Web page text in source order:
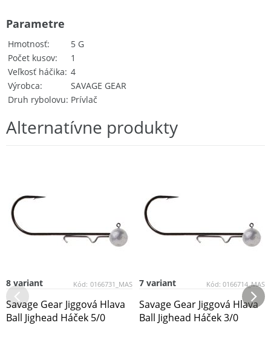
Hmotnosť
5 G
Počet kusov
1
Veľkosť háčika 4
Výrobca
SAVAGE GEAR
Druh rybolovu Prívlač
Parametre
Alternatívne produkty
Kód: 0166731_MAS
8 variant
Savage Gear Jiggová Hlava
Ball Jighead Háček 5/0
Kód: 0166714_MAS
7 variant
Savage Gear Jiggová Hlava
Ball Jighead Háček 3/0